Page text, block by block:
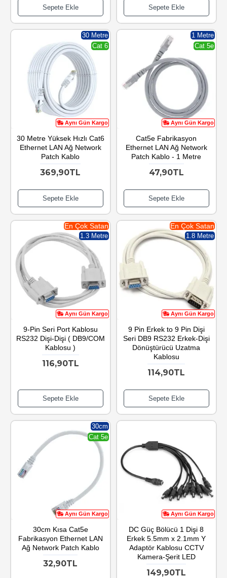
Sepete Ekle Sepete Ekle
Aynı Gün Kargo
30 Metre
Cat 6
30 Metre Yüksek Hızlı Cat6
Ethernet LAN Ağ Network
Patch Kablo
369,90TL
Sepete Ekle
Aynı Gün Kargo
1 Metre
Cat 5e
Cat5e Fabrikasyon
Ethernet LAN Ağ Network
Patch Kablo - 1 Metre
47,90TL
Sepete Ekle
Aynı Gün Kargo
En Çok Satan
1.3 Metre
9-Pin Seri Port Kablosu
RS232 Dişi-Dişi ( DB9/COM
Kablosu )
116,90TL
Sepete Ekle
Aynı Gün Kargo
En Çok Satan
1.8 Metre
9 Pin Erkek to 9 Pin Dişi
Seri DB9 RS232 Erkek-Dişi
Dönüştürücü Uzatma
Kablosu
114,90TL
Sepete Ekle
Aynı Gün Kargo
30cm
Cat 5e
30cm Kısa Cat5e
Fabrikasyon Ethernet LAN
Ağ Network Patch Kablo
32,90TL
Aynı Gün Kargo
DC Güç Bölücü 1 Dişi 8
Erkek 5.5mm x 2.1mm Y
Adaptör Kablosu CCTV
Kamera-Şerit LED
149,90TL